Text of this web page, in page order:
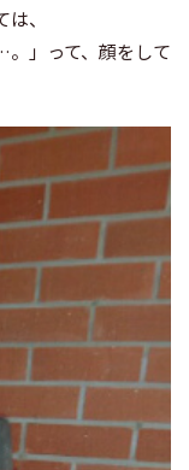
、
。」って、顔をして